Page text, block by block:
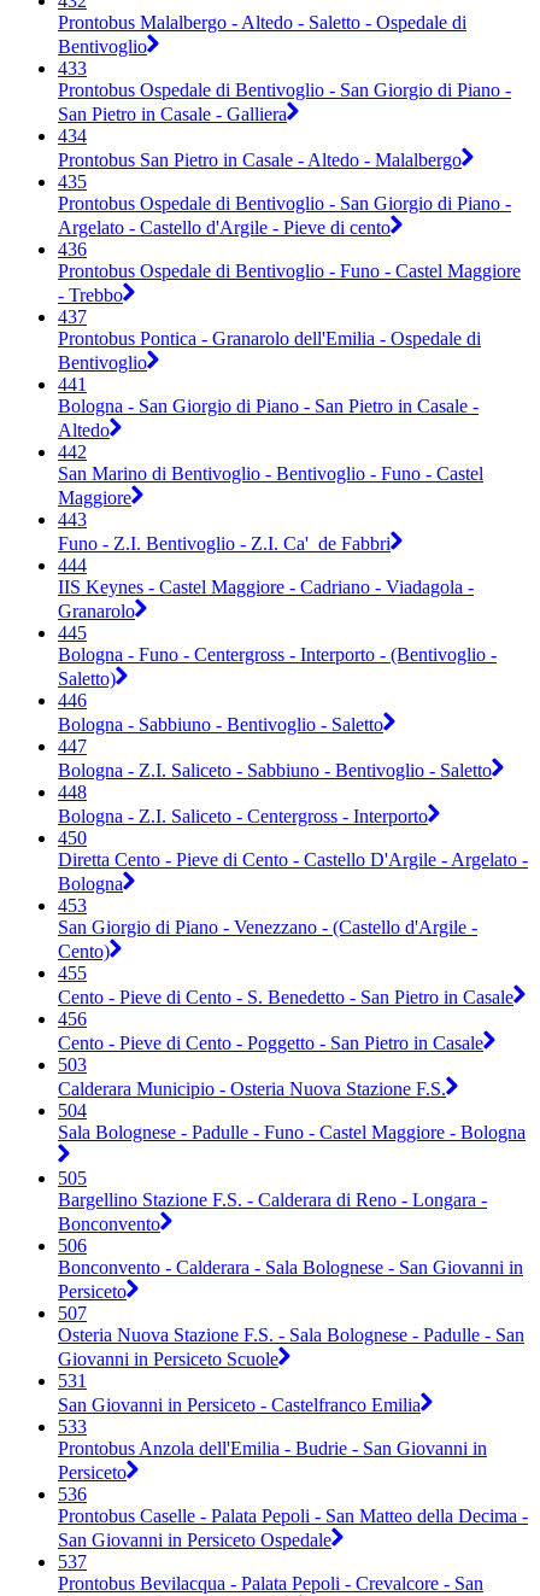
Prontobus Malalbergo - Altedo - Saletto - Ospedale di
Bentivoglio
433
Prontobus Ospedale di Bentivoglio - San Giorgio di Piano -
San Pietro in Casale - Galliera
434
Prontobus San Pietro in Casale - Altedo - Malalbergo
435
Prontobus Ospedale di Bentivoglio - San Giorgio di Piano -
Argelato - Castello d'Argile - Pieve di cento
436
Prontobus Ospedale di Bentivoglio - Funo - Castel Maggiore
- Trebbo
437
Prontobus Pontica - Granarolo dell'Emilia - Ospedale di
Bentivoglio
441
Bologna - San Giorgio di Piano - San Pietro in Casale -
Altedo
442
San Marino di Bentivoglio - Bentivoglio - Funo - Castel
Maggiore
443
Funo - Z.I. Bentivoglio - Z.I. Ca' de Fabbri
444
IIS Keynes - Castel Maggiore - Cadriano - Viadagola -
Granarolo
445
Bologna - Funo - Centergross - Interporto - (Bentivoglio -
Saletto)
446
Bologna - Sabbiuno - Bentivoglio - Saletto
447
Bologna - Z.I. Saliceto - Sabbiuno - Bentivoglio - Saletto
448
Bologna - Z.I. Saliceto - Centergross - Interporto
450
Diretta Cento - Pieve di Cento - Castello D'Argile - Argelato -
Bologna
453
San Giorgio di Piano - Venezzano - (Castello d'Argile -
Cento)
455
Cento - Pieve di Cento - S. Benedetto - San Pietro in Casale
456
Cento - Pieve di Cento - Poggetto - San Pietro in Casale
503
Calderara Municipio - Osteria Nuova Stazione F.S.
504
Sala Bolognese - Padulle - Funo - Castel Maggiore - Bologna
505
Bargellino Stazione F.S. - Calderara di Reno - Longara -
Bonconvento
506
Bonconvento - Calderara - Sala Bolognese - San Giovanni in
Persiceto
507
Osteria Nuova Stazione F.S. - Sala Bolognese - Padulle - San
Giovanni in Persiceto Scuole
531
San Giovanni in Persiceto - Castelfranco Emilia
533
Prontobus Anzola dell'Emilia - Budrie - San Giovanni in
Persiceto
536
Prontobus Caselle - Palata Pepoli - San Matteo della Decima -
San Giovanni in Persiceto Ospedale
537
Prontobus Bevilacqua - Palata Pepoli - Crevalcore - San